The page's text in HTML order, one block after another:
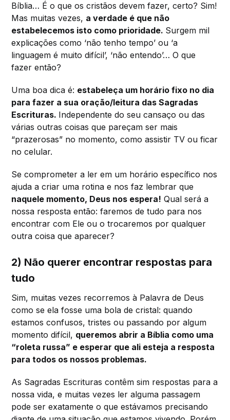
Bíblia… É o que os cristãos devem fazer, certo? Sim!
Mas muitas vezes, a verdade é que não
estabelecemos isto como prioridade. Surgem mil
explicações como ‘não tenho tempo’ ou ‘a
linguagem é muito difícil’, ‘não entendo’… O que
fazer então?
Uma boa dica é: estabeleça um horário fixo no dia
para fazer a sua oração/leitura das Sagradas
Escrituras. Independente do seu cansaço ou das
várias outras coisas que pareçam ser mais
“prazerosas” no momento, como assistir TV ou ficar
no celular.
Se comprometer a ler em um horário específico nos
ajuda a criar uma rotina e nos faz lembrar que
naquele momento, Deus nos espera! Qual será a
nossa resposta então: faremos de tudo para nos
encontrar com Ele ou o trocaremos por qualquer
outra coisa que aparecer?
2) Não querer encontrar respostas para
tudo
Sim, muitas vezes recorremos à Palavra de Deus
como se ela fosse uma bola de cristal: quando
estamos confusos, tristes ou passando por algum
momento difícil, queremos abrir a Bíblia como uma
“roleta russa” e esperar que ali esteja a resposta
para todos os nossos problemas.
As Sagradas Escrituras contêm sim respostas para a
nossa vida, e muitas vezes ler alguma passagem
pode ser exatamente o que estávamos precisando